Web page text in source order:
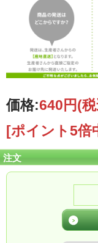
価格:640円(
[ポイント5
注文